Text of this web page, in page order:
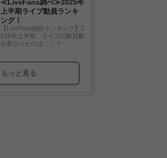
≪LiveFans調べ≫2025年
上半期ライブ動員ランキ
ング！
【LiveFans独自ランキング】2
025年上半期、ライブの動員数
が多かったのは…！？
もっと見る